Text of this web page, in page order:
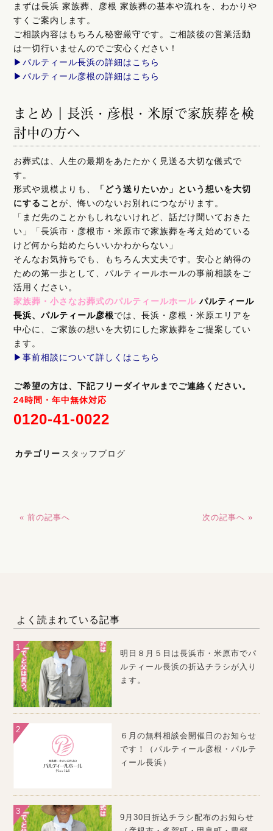
まずは長浜 家族葬、彦根 家族葬の基本や流れを、わかりや
すくご案内します。
ご相談内容はもちろん秘密厳守です。ご相談後の営業活動
は一切行いませんのでご安心ください！
▶︎パルティール長浜の詳細はこちら
▶︎パルティール彦根の詳細はこちら
まとめ｜長浜・彦根・米原で家族葬を検
討中の方へ
お葬式は、人生の最期をあたたかく見送る大切な儀式で
す。
形式や規模よりも、
「どう送りたいか」という想いを大切
にすることが、悔いのないお別れにつながります。
「まだ先のことかもしれないけれど、話だけ聞いておきた
い」「長浜市・彦根市・米原市で家族葬を考え始めている
けど何から始めたらいいかわからない」
そんなお気持ちでも、もちろん大丈夫です。安心と納得の
ための第一歩として、パルティールホールの事前相談をご
活用ください。
家族葬・小さなお葬式のパルティールホールパルティール
長浜、パルティール彦根では、長浜・彦根・米原エリアを
中心に、ご家族の想いを大切にした家族葬をご提案してい
ます。
▶︎事前相談について詳しくはこちら
ご希望の方は、下記フリーダイヤルまでご連絡ください。
24時間・年中無休対応
0120-41-0022
カテゴリー スタッフブログ
« 前の記事へ 次の記事へ »
よく読まれている記事
明日８月５日は長浜市・米原市でパ
ルティール長浜の折込チラシが入り
ます。
６月の無料相談会開催日のお知らせ
です！（パルティール彦根・パルテ
ィール長浜）
9月30日折込チラシ配布のお知らせ